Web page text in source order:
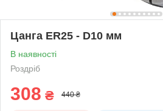
Цанга ER25 - D10 мм
В наявності
Роздріб
308 ₴ 440 ₴